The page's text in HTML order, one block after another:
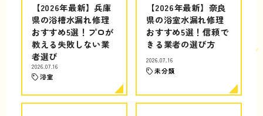
【2026年最新】兵庫
県の浴槽水漏れ修理
おすすめ5選！プロが
教える失敗しない業
者選び
2026.07.16
浴室
【2026年最新】奈良
県の浴室水漏れ修理
おすすめ5選！信頼で
きる業者の選び方
2026.07.16
未分類